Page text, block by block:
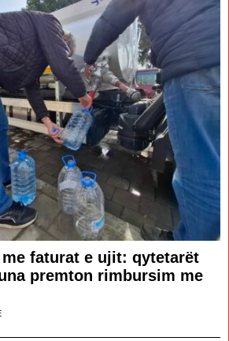
faturat e ujit: qytetarët
premton rimbursim me